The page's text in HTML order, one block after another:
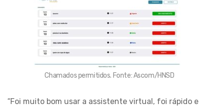
Chamados permitidos. Fonte: Ascom/HNSD
“Foi muito bom usar a assistente virtual, foi rápido e